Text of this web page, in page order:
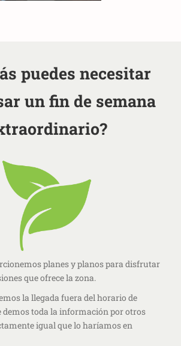
puedes necesitar
un fin de semana
planes y planos para disfrutar
que ofrece la zona.
la llegada fuera del horario de
demos toda la información por otros
igual que lo haríamos en